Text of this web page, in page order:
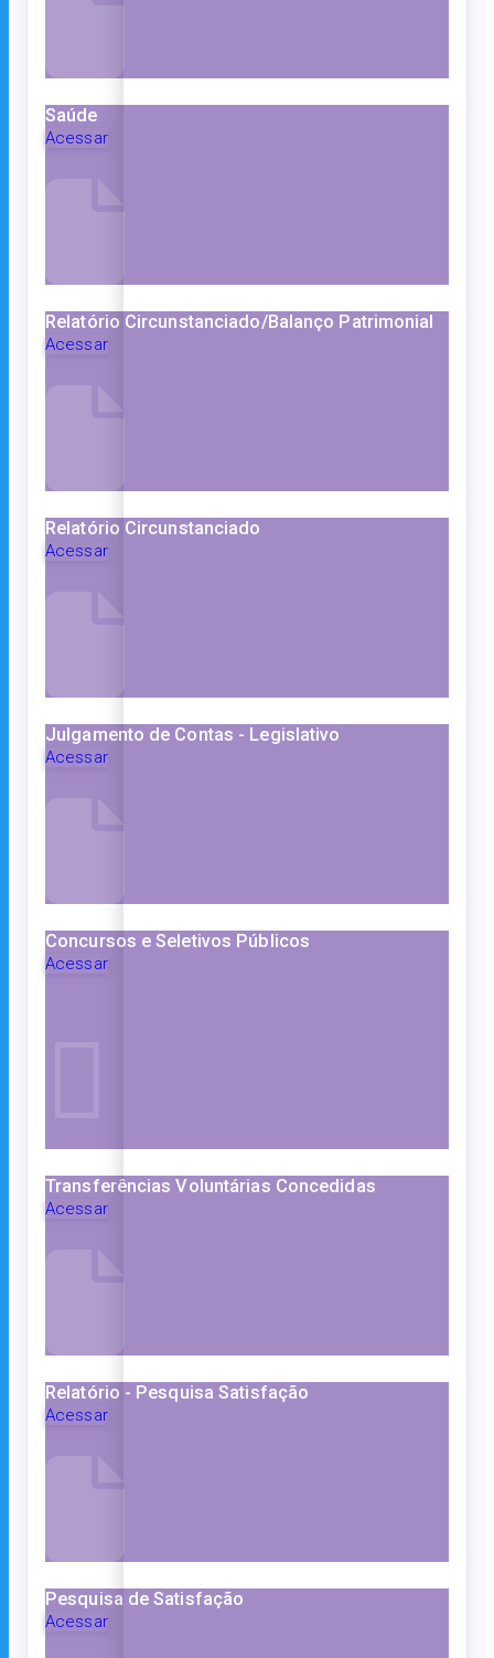
Saúde
Acessar
Relatório Circunstanciado/Balanço Patrimonial
Acessar
Relatório Circunstanciado
Acessar
Julgamento de Contas - Legislativo
Acessar
Concursos e Seletivos Públicos
Acessar
Transferências Voluntárias Concedidas
Acessar
Relatório - Pesquisa Satisfação
Acessar
Pesquisa de Satisfação
Acessar